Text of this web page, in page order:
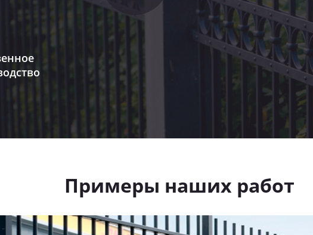
Примеры наших работ